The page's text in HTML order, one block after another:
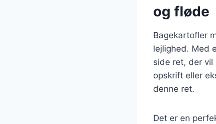
og fløde
Bagekartofler
lejlighed. Med
side ret, der
opskrift eller
denne ret.
Det er en